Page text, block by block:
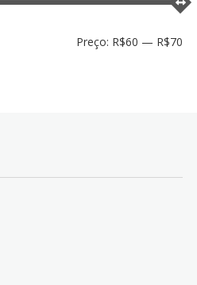
Preço: R$60 — R$70